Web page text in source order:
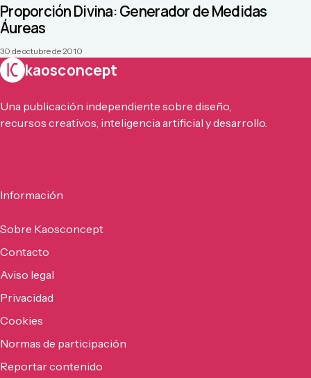
Proporción Divina: Generador de Medidas
Áureas
30 de octubre de 2010
kaosconcept
Una publicación independiente sobre diseño,
recursos creativos, inteligencia artificial y desarrollo.
Información
Sobre Kaosconcept
Contacto
Aviso legal
Privacidad
Cookies
Normas de participación
Reportar contenido